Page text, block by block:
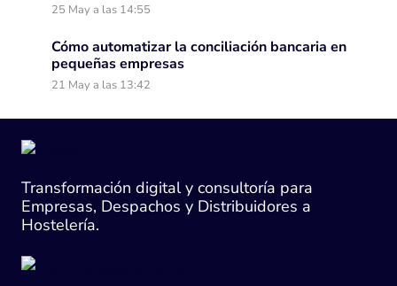
25 May a las 14:55
Cómo automatizar la conciliación bancaria en
pequeñas empresas
21 May a las 13:42
Transformación digital y consultoría para
Empresas, Despachos y Distribuidores a
Hostelería.